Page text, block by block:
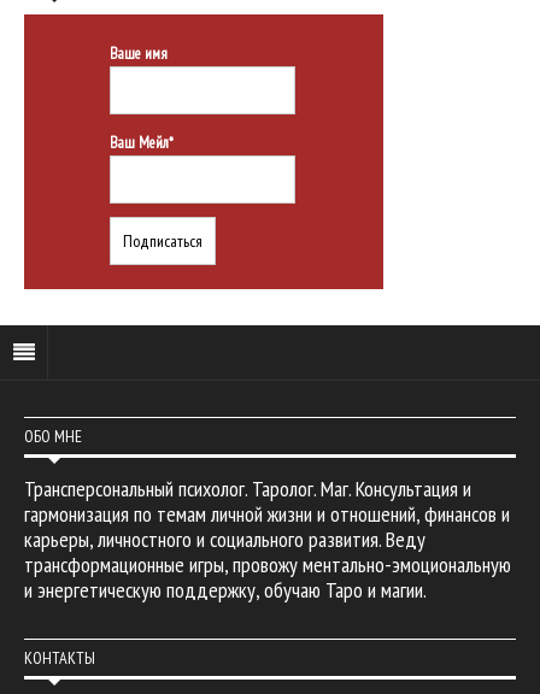
Ваше имя
Ваш Мейл*
ОБО МНЕ
Трансперсональный психолог. Таролог. Маг. Консультация и
гармонизация по темам личной жизни и отношений, финансов и
карьеры, личностного и социального развития. Веду
трансформационные игры, провожу ментально-эмоциональную
и энергетическую поддержку, обучаю Таро и магии.
КОНТАКТЫ